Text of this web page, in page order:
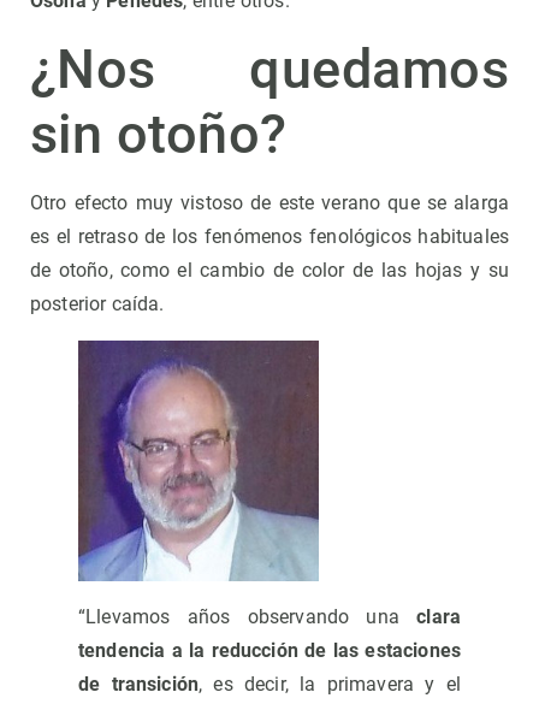
¿Nos quedamos
sin otoño?
Otro efecto muy vistoso de este verano que se alarga
es el retraso de los fenómenos fenológicos habituales
de otoño, como el cambio de color de las hojas y su
posterior caída.
“Llevamos años observando unaclara
tendencia a la reducción de las estaciones
de transición, es decir, la primavera y el